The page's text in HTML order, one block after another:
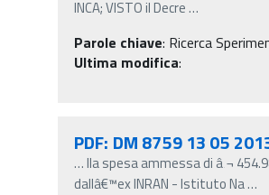
INCA; VISTO il Decre…
Parole chiave: Ricerca
Ultima modifica:
PDF: DM 8759 13 05
…lla spesa ammessa di â‚¬
dallâ€™ex INRAN - Istituto Na…